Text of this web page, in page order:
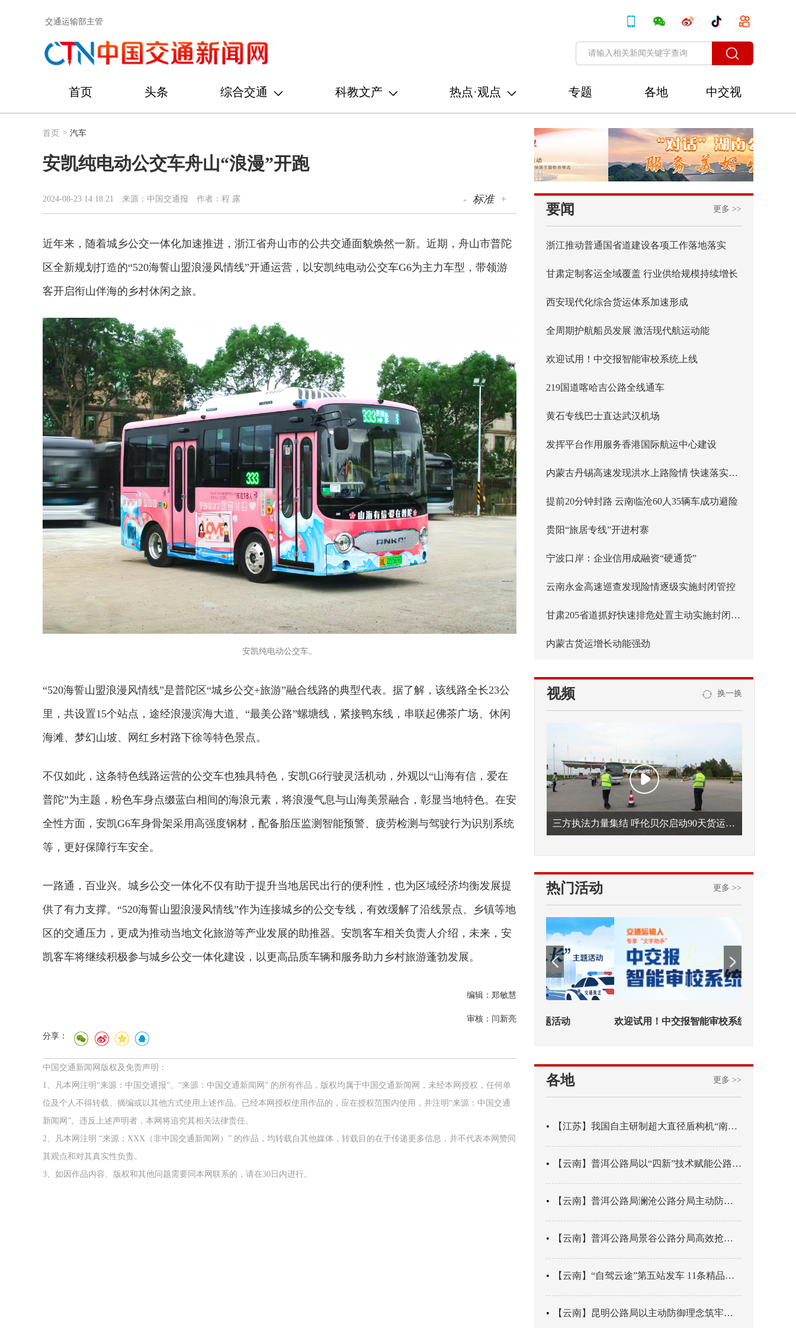
交通运输部主管
首页 头条 综合交通 科教文产 热点·观点 专题 各地
中交视
讯
首页 > 汽车
安凯纯电动公交车舟山“浪漫”开跑
2024-08-23 14:18:21 来源：中国交通报 作者：程 露 - 标准 +
近年来，随着城乡公交一体化加速推进，浙江省舟山市的公共交通面貌焕然一新。近期，舟山市普陀
区全新规划打造的“520海誓山盟浪漫风情线”开通运营，以安凯纯电动公交车G6为主力车型，带领游
客开启衔山伴海的乡村休闲之旅。
安凯纯电动公交车。
“520海誓山盟浪漫风情线”是普陀区“城乡公交+旅游”融合线路的典型代表。据了解，该线路全长23公
里，共设置15个站点，途经浪漫滨海大道、“最美公路”螺塘线，紧接鸭东线，串联起佛茶广场、休闲
海滩、梦幻山坡、网红乡村路下徐等特色景点。
不仅如此，这条特色线路运营的公交车也独具特色，安凯G6行驶灵活机动，外观以“山海有信，爱在
普陀”为主题，粉色车身点缀蓝白相间的海浪元素，将浪漫气息与山海美景融合，彰显当地特色。在安
全性方面，安凯G6车身骨架采用高强度钢材，配备胎压监测智能预警、疲劳检测与驾驶行为识别系统
等，更好保障行车安全。
一路通，百业兴。城乡公交一体化不仅有助于提升当地居民出行的便利性，也为区域经济均衡发展提
供了有力支撑。“520海誓山盟浪漫风情线”作为连接城乡的公交专线，有效缓解了沿线景点、乡镇等地
区的交通压力，更成为推动当地文化旅游等产业发展的助推器。安凯客车相关负责人介绍，未来，安
凯客车将继续积极参与城乡公交一体化建设，以更高品质车辆和服务助力乡村旅游蓬勃发展。
编辑：郑敏慧
审核：闫新亮
分享：
中国交通新闻网版权及免责声明：
1、凡本网注明“来源：中国交通报”、“来源：中国交通新闻网” 的所有作品，版权均属于中国交通新闻网，未经本网授权，任何单
位及个人不得转载、摘编或以其他方式使用上述作品。已经本网授权使用作品的，应在授权范围内使用，并注明“来源：中国交通
新闻网”。违反上述声明者，本网将追究其相关法律责任。
2、凡本网注明 “来源：XXX（非中国交通新闻网）” 的作品，均转载自其他媒体，转载目的在于传递更多信息，并不代表本网赞同
其观点和对其真实性负责。
3、如因作品内容、版权和其他问题需要同本网联系的，请在30日内进行。
要闻 更多 >>
浙江推动普通国省道建设各项工作落地落实
甘肃定制客运全域覆盖 行业供给规模持续增长
西安现代化综合货运体系加速形成
全周期护航船员发展 激活现代航运动能
欢迎试用！中交报智能审校系统上线
219国道喀哈吉公路全线通车
黄石专线巴士直达武汉机场
发挥平台作用服务香港国际航运中心建设
内蒙古丹锡高速发现洪水上路险情 快速落实主线封闭管控
提前20分钟封路 云南临沧60人35辆车成功避险
贵阳“旅居专线”开进村寨
宁波口岸：企业信用成融资“硬通货”
云南永金高速巡查发现险情逐级实施封闭管控
甘肃205省道抓好快速排危处置主动实施封闭管控
内蒙古货运增长动能强劲
视频 换一换
三方执法力量集结 呼伦贝尔启动90天货运车辆违法专项整治
热门活动 更多 >>
交通运输执法“我是大队长”主题活动 欢迎试用！中交报智能审校系统上线
各地 更多 >>
【江苏】我国自主研制超大直径盾构机“南湖号”在常熟下线
【云南】普洱公路局以“四新”技术赋能公路养护
【云南】普洱公路局澜沧公路分局主动防御成功处置214国道山体崩塌险情
【云南】普洱公路局景谷公路分局高效抢通紧急送医村路
【云南】“自驾云途”第五站发车 11条精品线路串起全域风光
【云南】昆明公路局以主动防御理念筑牢汛期安全防线